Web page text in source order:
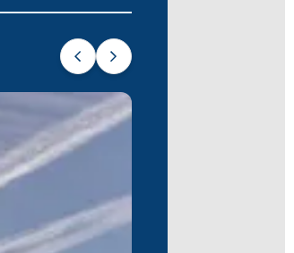
küçük kasabaların
kaçamağı için